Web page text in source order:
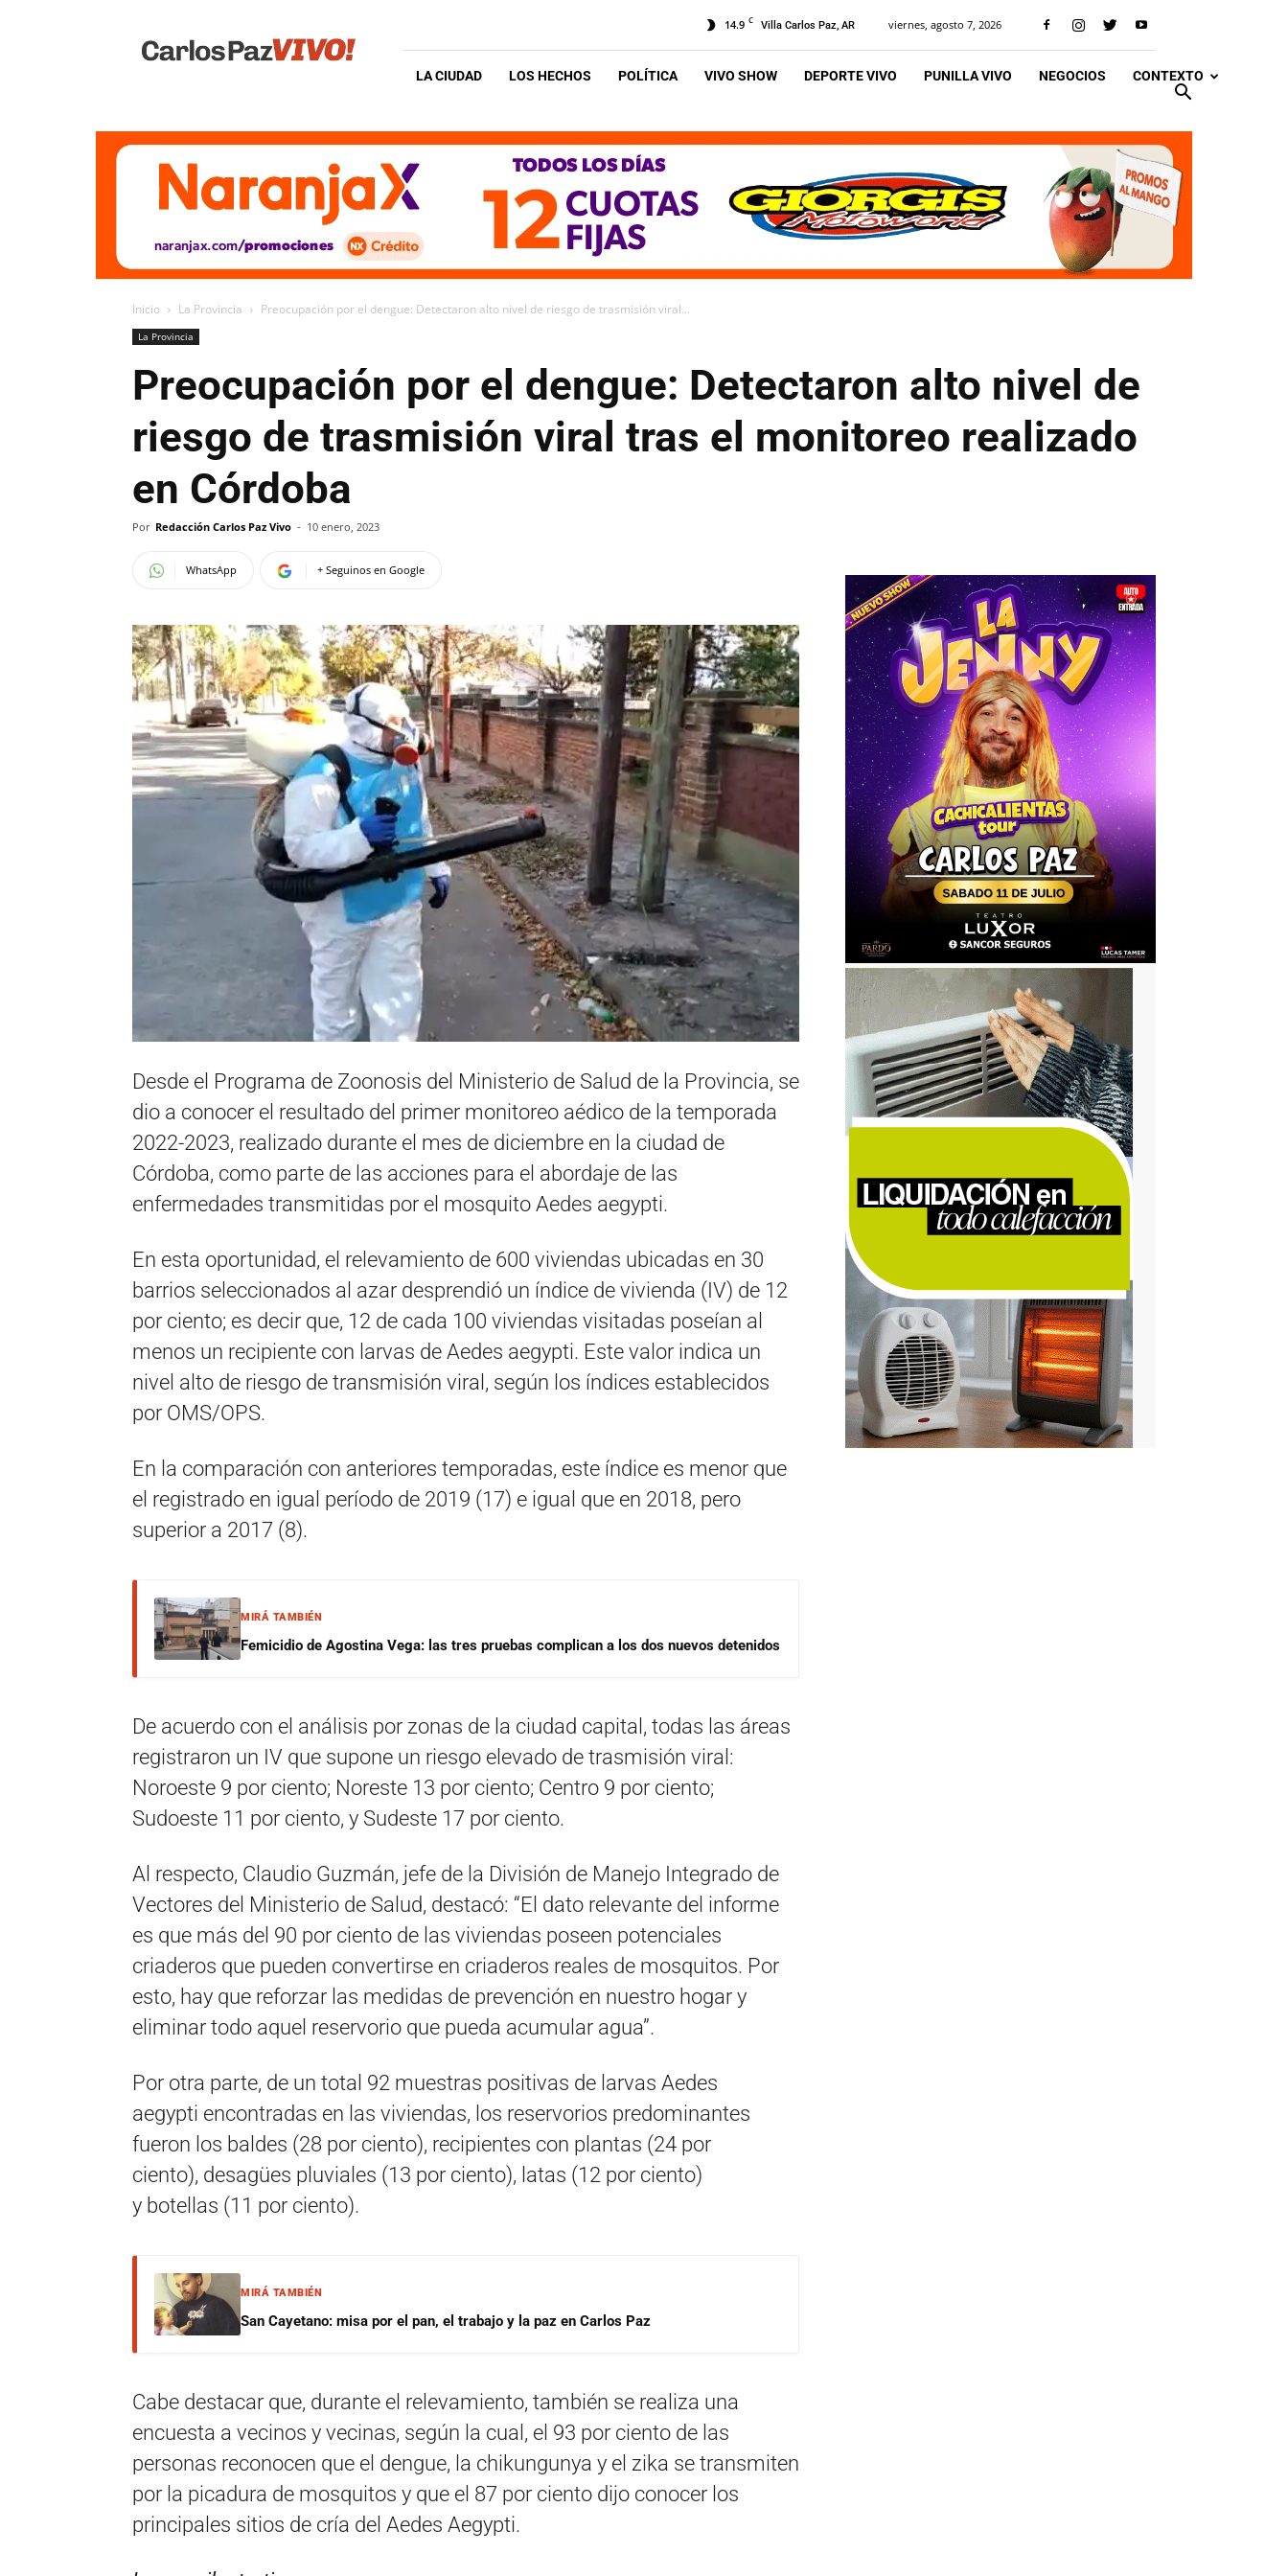
Vivo
14.9 C Villa Carlos Paz, AR viernes, agosto 7, 2026
LA CIUDAD LOS HECHOS POLÍTICA VIVO SHOW DEPORTE VIVO PUNILLA VIVO NEGOCIOS CONTEXTO
Inicio La Provincia Preocupación por el dengue: Detectaron alto nivel de riesgo de trasmisión viral...
La Provincia
Preocupación por el dengue: Detectaron alto nivel de
riesgo de trasmisión viral tras el monitoreo realizado
en Córdoba
Por Redacción Carlos Paz Vivo - 10 enero, 2023
WhatsApp + Seguinos en Google
Desde el Programa de Zoonosis del Ministerio de Salud de la Provincia, se
dio a conocer el resultado del primer monitoreo aédico de la temporada
2022-2023, realizado durante el mes de diciembre en la ciudad de
Córdoba, como parte de las acciones para el abordaje de las
enfermedades transmitidas por el mosquito Aedes aegypti.
En esta oportunidad, el relevamiento de 600 viviendas ubicadas en 30
barrios seleccionados al azar desprendió un índice de vivienda (IV) de 12
por ciento; es decir que, 12 de cada 100 viviendas visitadas poseían al
menos un recipiente con larvas de Aedes aegypti. Este valor indica un
nivel alto de riesgo de transmisión viral, según los índices establecidos
por OMS/OPS.
En la comparación con anteriores temporadas, este índice es menor que
el registrado en igual período de 2019 (17) e igual que en 2018, pero
superior a 2017 (8).
MIRÁ TAMBIÉN
Femicidio de Agostina Vega: las tres pruebas complican a los dos nuevos detenidos
De acuerdo con el análisis por zonas de la ciudad capital, todas las áreas
registraron un IV que supone un riesgo elevado de trasmisión viral:
Noroeste 9 por ciento; Noreste 13 por ciento; Centro 9 por ciento;
Sudoeste 11 por ciento, y Sudeste 17 por ciento.
Al respecto, Claudio Guzmán, jefe de la División de Manejo Integrado de
Vectores del Ministerio de Salud, destacó: “El dato relevante del informe
es que más del 90 por ciento de las viviendas poseen potenciales
criaderos que pueden convertirse en criaderos reales de mosquitos. Por
esto, hay que reforzar las medidas de prevención en nuestro hogar y
eliminar todo aquel reservorio que pueda acumular agua”.
Por otra parte, de un total 92 muestras positivas de larvas Aedes
aegypti encontradas en las viviendas, los reservorios predominantes
fueron los baldes (28 por ciento), recipientes con plantas (24 por
ciento), desagües pluviales (13 por ciento), latas (12 por ciento)
y botellas (11 por ciento).
MIRÁ TAMBIÉN
San Cayetano: misa por el pan, el trabajo y la paz en Carlos Paz
Cabe destacar que, durante el relevamiento, también se realiza una
encuesta a vecinos y vecinas, según la cual, el 93 por ciento de las
personas reconocen que el dengue, la chikungunya y el zika se transmiten
por la picadura de mosquitos y que el 87 por ciento dijo conocer los
principales sitios de cría del Aedes Aegypti.